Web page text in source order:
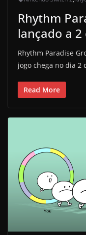
Rhythm
lançado a
Rhythm Paradise
jogo chega no dia 2
Read More